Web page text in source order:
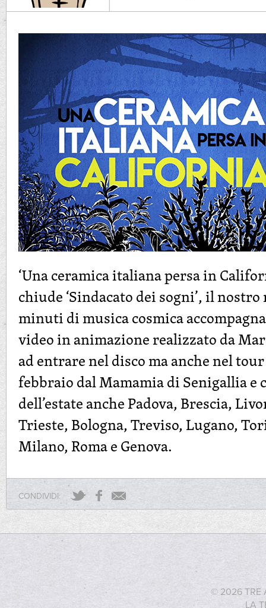
‘Una ceramica italiana persa in
chiude ‘Sindacato dei sogni’, il
minuti di musica cosmica
video in animazione realizzato da
ad entrare nel disco ma anche nel
febbraio dal Mamamia di Senigallia e
dell’estate anche Padova, Brescia,
Trieste, Bologna, Treviso, Lugano,
Milano, Roma e Genova.
CONDIVIDI:
© 2026 TRE
LA